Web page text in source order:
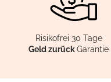
Risikofrei 30 Tage
Geld zurückGarantie